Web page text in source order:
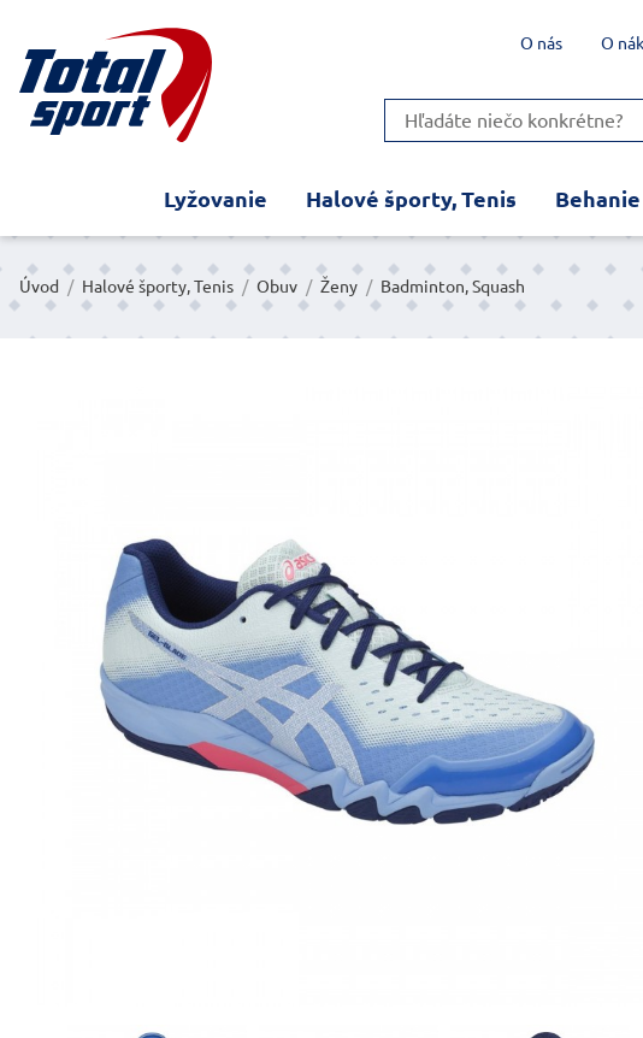
Lyžovanie Halové športy, Tenis Behanie
O nás O
Úvod / Halové športy, Tenis / Obuv / Ženy / Badminton, Squash